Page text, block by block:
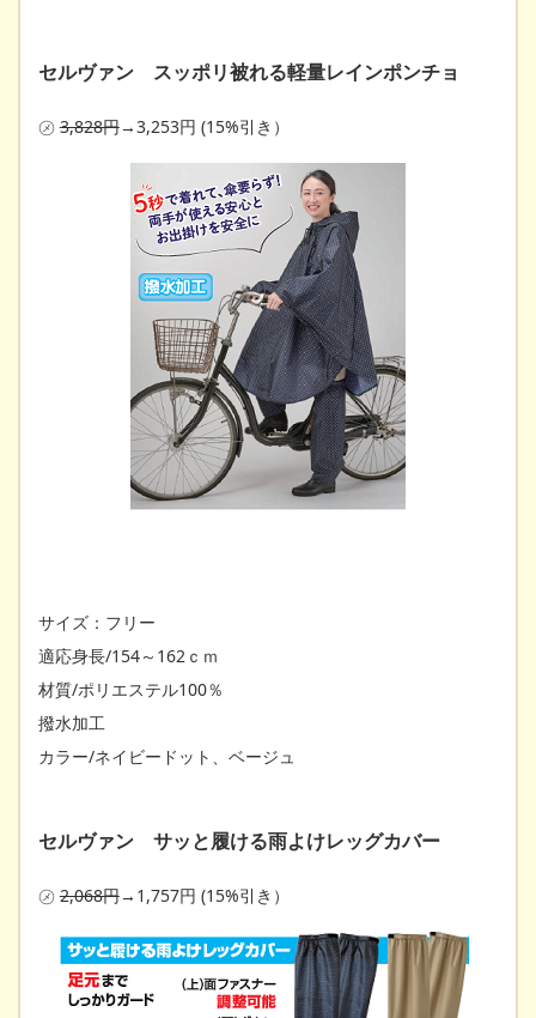
セルヴァン スッポリ被れる軽量レインポンチョ
㋱3,828円→3,253円 (15%引き）
サイズ：フリー
適応身長/154～162ｃｍ
材質/ポリエステル100％
撥水加工
カラー/ネイビードット、ベージュ
セルヴァン サッと履ける雨よけレッグカバー
㋱2,068円→1,757円 (15%引き）